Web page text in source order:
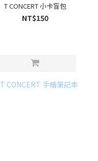
T CONCERT 小卡盲包
NT$150